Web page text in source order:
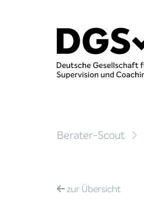
Berater-Scout
zurÜbersicht